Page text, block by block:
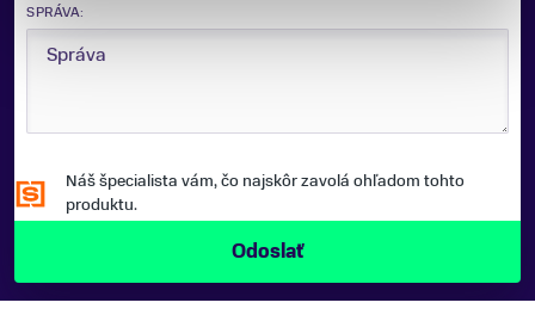
SPRÁVA:
Náš špecialista vám, čo najskôr zavolá ohľadom tohto
produktu.